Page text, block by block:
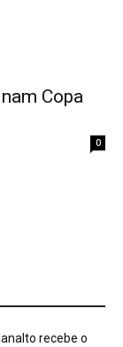
Copa
0
recebe o